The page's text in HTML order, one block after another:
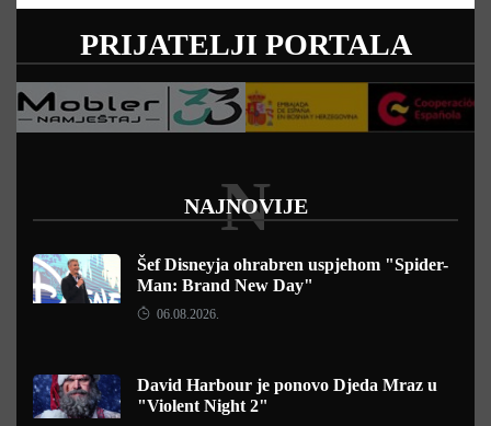
PRIJATELJI PORTALA
NAJNOVIJE
N
Šef Disneyja ohrabren uspjehom "Spider-
Man: Brand New Day"
06.08.2026.
David Harbour je ponovo Djeda Mraz u
"Violent Night 2"